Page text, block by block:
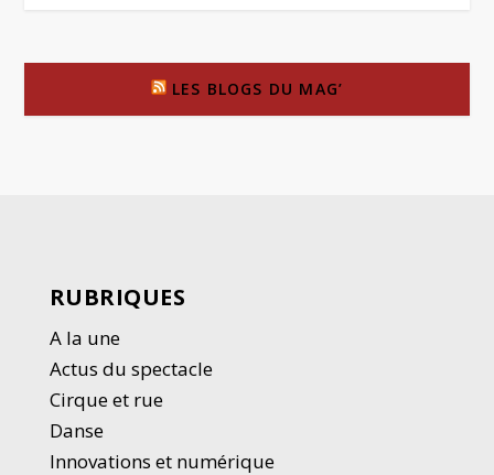
LES BLOGS DU MAG’
RUBRIQUES
A la une
Actus du spectacle
Cirque et rue
Danse
Innovations et numérique